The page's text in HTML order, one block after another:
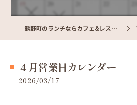
熊野町のランチならカフェ&レストラン Cafe照
４月営業日カレンダー
2026/03/17